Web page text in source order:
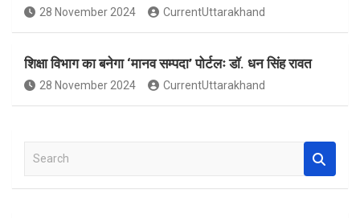
28 November 2024 CurrentUttarakhand
शिक्षा विभाग का बनेगा ‘मानव सम्पदा’ पोर्टलः डॉ. धन सिंह रावत
28 November 2024 CurrentUttarakhand
a